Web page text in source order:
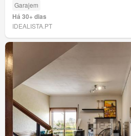
Garajem
Há 30+ dias
IDEALISTA.PT